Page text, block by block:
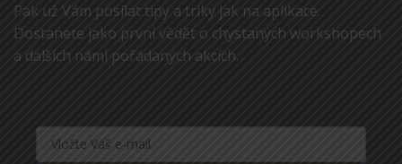
Pak už Vám posílat tipy a triky jak na aplikace.
Dostanete jako první vědět o chystaných workshopech
a dalších námi pořádaných akcích.